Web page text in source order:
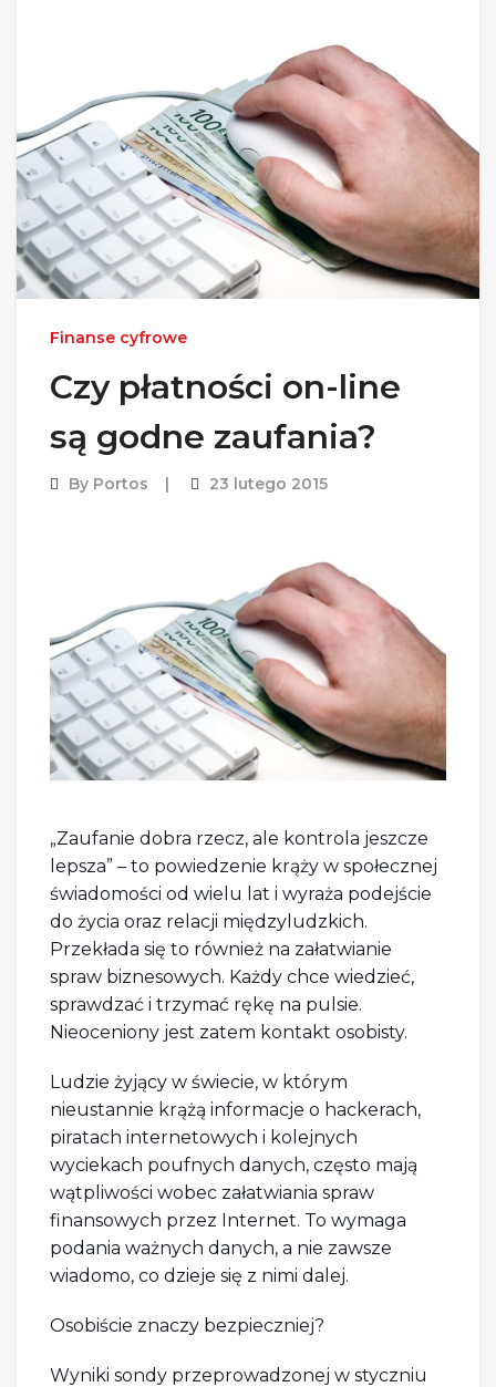
Finanse cyfrowe
Czy płatności on-line
są godne zaufania?
By Portos 23 lutego 2015
„Zaufanie dobra rzecz, ale kontrola jeszcze
lepsza” – to powiedzenie krąży w społecznej
świadomości od wielu lat i wyraża podejście
do życia oraz relacji międzyludzkich.
Przekłada się to również na załatwianie
spraw biznesowych. Każdy chce wiedzieć,
sprawdzać i trzymać rękę na pulsie.
Nieoceniony jest zatem kontakt osobisty.
Ludzie żyjący w świecie, w którym
nieustannie krążą informacje o hackerach,
piratach internetowych i kolejnych
wyciekach poufnych danych, często mają
wątpliwości wobec załatwiania spraw
finansowych przez Internet. To wymaga
podania ważnych danych, a nie zawsze
wiadomo, co dzieje się z nimi dalej.
Osobiście znaczy bezpieczniej?
Wyniki sondy przeprowadzonej w styczniu